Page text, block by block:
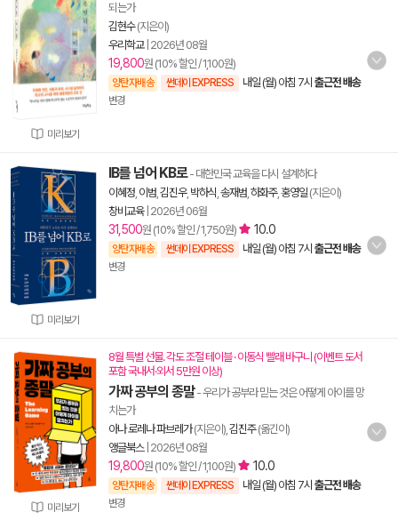
미리보기
되는가
김현수(지은이)
우리학교| 2026년 08월
19,800원 (10% 할인 / 1,100원)
양탄자배송 썬데이 EXPRESS 내일 (월) 아침 7시 출근전 배송
변경
미리보기
IB를 넘어 KB로- 대한민국 교육을 다시 설계하다
이혜정 이범 김진우, 박하식 송재범 하화주, 홍영일 (지은이)
창비교육| 2026년 06월
31,500원 (10% 할인 / 1,750원) 10.0
양탄자배송 썬데이 EXPRESS 내일 (월) 아침 7시 출근전 배송
변경
미리보기
8월 특별 선물. 각도 조절 테이블 · 이동식 빨래 바구니 (이벤트 도서
포함 국내서·외서 5만원 이상)
가짜 공부의 종말- 우리가 공부라 믿는 것은 어떻게 아이를 망
치는가
아나 로레나 파브레가(지은이), 김진주(옮긴이)
앵글북스| 2026년 08월
19,800원 (10% 할인 / 1,100원) 10.0
양탄자배송 썬데이 EXPRESS 내일 (월) 아침 7시 출근전 배송
변경